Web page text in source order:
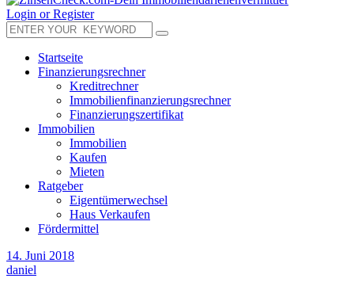
Login or Register
Startseite
Finanzierungsrechner
Kreditrechner
Immobilienfinanzierungsrechner
Finanzierungszertifikat
Immobilien
Immobilien
Kaufen
Mieten
Ratgeber
Eigentümerwechsel
Haus Verkaufen
Fördermittel
14. Juni 2018
daniel